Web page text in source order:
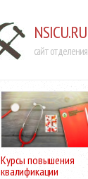
NSICU.RU
сайт
Курсы повышения
квалификации